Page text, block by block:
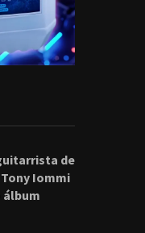
de
Iommi
álbum